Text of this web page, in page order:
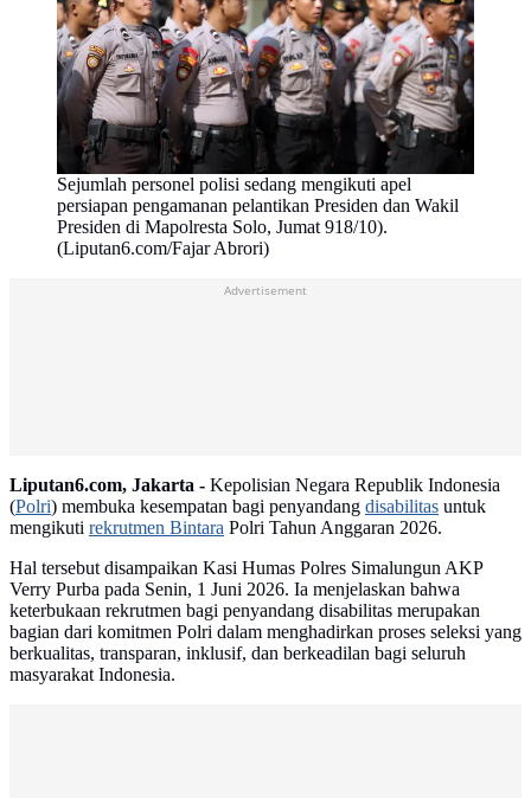
Sejumlah personel polisi sedang mengikuti apel
persiapan pengamanan pelantikan Presiden dan Wakil
Presiden di Mapolresta Solo, Jumat 918/10).
(Liputan6.com/Fajar Abrori)
Advertisement
Liputan6.com, Jakarta - Kepolisian Negara Republik Indonesia
(Polri) membuka kesempatan bagi penyandang disabilitas untuk
mengikuti rekrutmen Bintara Polri Tahun Anggaran 2026.
Hal tersebut disampaikan Kasi Humas Polres Simalungun AKP
Verry Purba pada Senin, 1 Juni 2026. Ia menjelaskan bahwa
keterbukaan rekrutmen bagi penyandang disabilitas merupakan
bagian dari komitmen Polri dalam menghadirkan proses seleksi yang
berkualitas, transparan, inklusif, dan berkeadilan bagi seluruh
masyarakat Indonesia.